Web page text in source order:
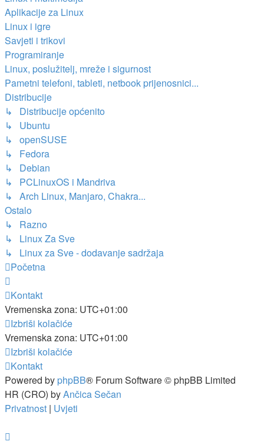
Aplikacije za Linux
Linux i igre
Savjeti i trikovi
Programiranje
Linux, poslužitelj, mreže i sigurnost
Pametni telefoni, tableti, netbook prijenosnici...
Distribucije
↳ Distribucije općenito
↳ Ubuntu
↳ openSUSE
↳ Fedora
↳ Debian
↳ PCLinuxOS i Mandriva
↳ Arch Linux, Manjaro, Chakra...
Ostalo
↳ Razno
↳ Linux Za Sve
↳ Linux za Sve - dodavanje sadržaja
Početna
Kontakt
Vremenska zona: UTC+01:00
Izbriši kolačiće
Vremenska zona: UTC+01:00
Izbriši kolačiće
Kontakt
Powered by phpBB® Forum Software © phpBB Limited
HR (CRO) byAnčica Sečan
Privatnost | Uvjeti